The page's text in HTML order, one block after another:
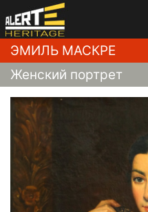
ЭМИЛЬ МАСКРЕ
Женский портрет